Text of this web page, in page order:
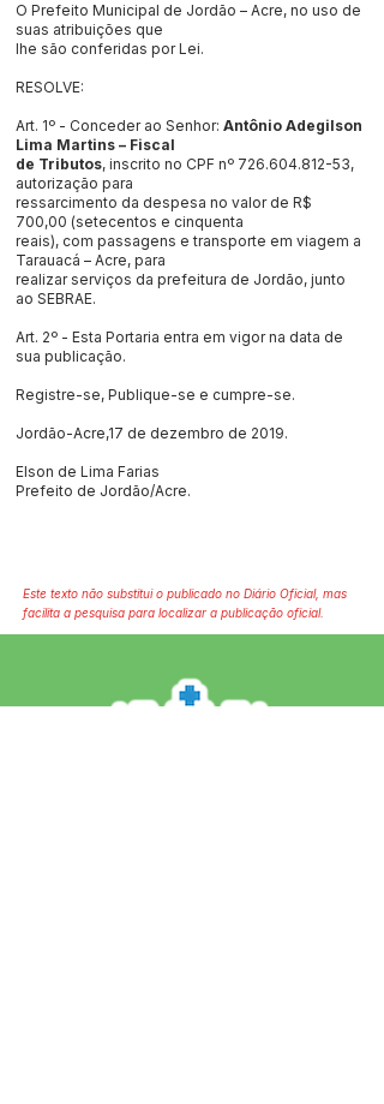
O Prefeito Municipal de Jordão – Acre, no uso de
suas atribuições que
lhe são conferidas por Lei.
RESOLVE:
Art. 1º - Conceder ao Senhor: Antônio Adegilson
Lima Martins – Fiscal
de Tributos, inscrito no CPF nº 726.604.812-53,
autorização para
ressarcimento da despesa no valor de R$
700,00 (setecentos e cinquenta
reais), com passagens e transporte em viagem a
Tarauacá – Acre, para
realizar serviços da prefeitura de Jordão, junto
ao SEBRAE.
Art. 2º - Esta Portaria entra em vigor na data de
sua publicação.
Registre-se, Publique-se e cumpre-se.
Jordão-Acre,17 de dezembro de 2019.
Elson de Lima Farias
Prefeito de Jordão/Acre.
Este texto não substitui o publicado no Diário Oficial, mas
facilita a pesquisa para localizar a publicação oficial.